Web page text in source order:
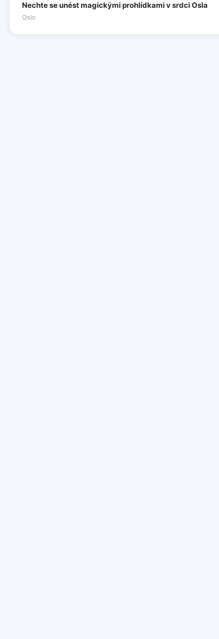
Nechte se unést magickými prohlídkami v srdci Osla
Oslo